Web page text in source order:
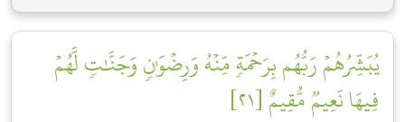
يُبَشِّرُهُمۡ رَبُّهُم بِرَحۡمَةٖ مِّنۡهُ وَرِضۡوَٰنٖ وَجَنَّٰتٖ لَّهُمۡ
فِيهَا نَعِيمٞ مُّقِيمٌ [٢١]